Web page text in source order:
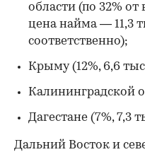
области (по 32% от
цена найма — 11,3
соответственно);
Крыму (12%, 6,6
Калининградской
Дагестане (7%, 7,3
Дальний Восток и